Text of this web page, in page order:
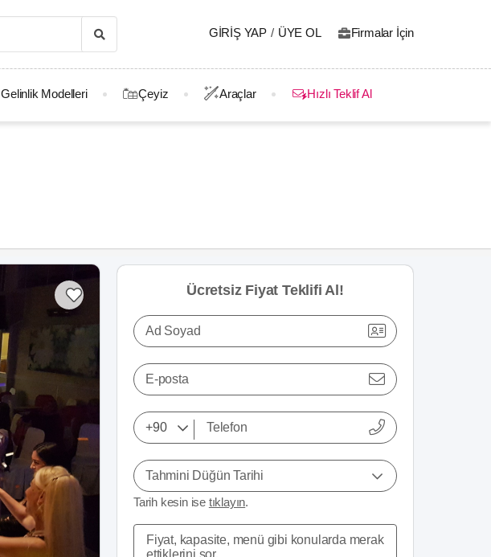
GIRIŞ YAP / ÜYE OL Firmalar İçin
Gelinlik Modelleri Çeyiz Araçlar Hızlı Teklif Al
Ücretsiz Fiyat Teklifi Al!
Ad Soyad
E-posta
Tahmini Düğün Tarihi
Tarih kesin ise tıklayın.